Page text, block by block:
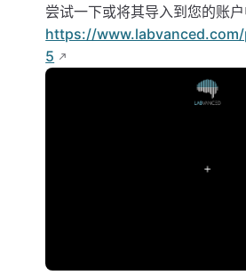
尝试一下或将其导入到您的账户
https://
5